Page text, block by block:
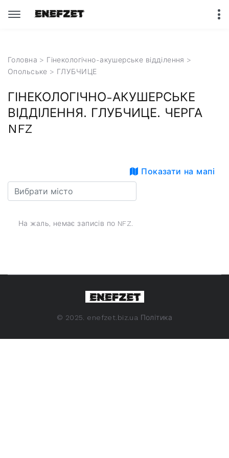
Головна > Гінекологічно-акушерське відділення >
Опольське > ГЛУБЧИЦЕ
ГІНЕКОЛОГІЧНО-АКУШЕРСЬКЕ
ВІДДІЛЕННЯ. ГЛУБЧИЦЕ. ЧЕРГА
NFZ
Показати на мапі
На жаль, немає записів по NFZ.
© 2025. enefzet.biz.ua Політика